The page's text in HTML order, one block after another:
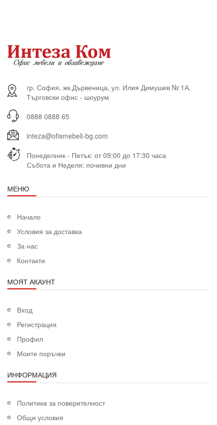
гр. София, жк.Дървеница, ул. Илия Димушев № 1А,
Търговски офис - шоурум
0888 0888 65
inteza@ofismebeli-bg.com
Понеделник - Петък: от 09:00 до 17:30 часа
Събота и Неделя: почивни дни
МЕНЮ
Начало
Условия за доставка
За нас
Контакти
МОЯТ АКАУНТ
Вход
Регистрация
Профил
Моите поръчки
ИНФОРМАЦИЯ
Политика за поверителност
Общи условия